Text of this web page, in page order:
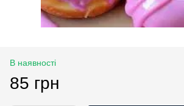
В наявності
85 грн